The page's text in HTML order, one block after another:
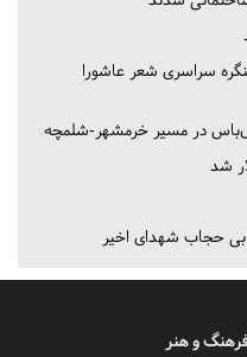
سراسری شعر عاشورا
ریل‌باس در مسیر خرمشهر-شلمچه
شد
بی حجاب شهدای اخیر
و هنر